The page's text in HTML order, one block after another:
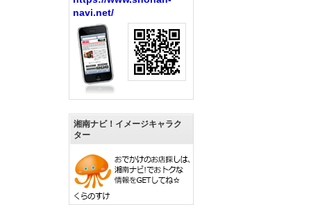
navi.net/
湘南ナビ！イメージキャラク
ター